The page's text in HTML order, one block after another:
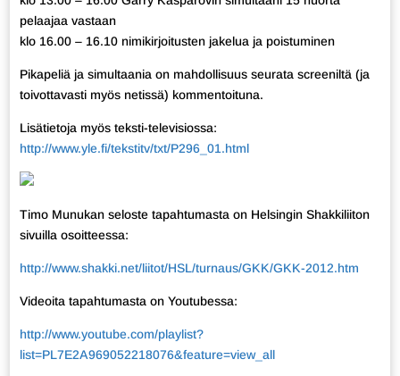
pelaajaa vastaan
klo 16.00 – 16.10 nimikirjoitusten jakelua ja poistuminen
Pikapeliä ja simultaania on mahdollisuus seurata screeniltä (ja
toivottavasti myös netissä) kommentoituna.
Lisätietoja myös teksti-televisiossa:
http://www.yle.fi/tekstitv/txt/P296_01.html
Timo Munukan seloste tapahtumasta on Helsingin Shakkiliiton
sivuilla osoitteessa:
http://www.shakki.net/liitot/HSL/turnaus/GKK/GKK-2012.htm
Videoita tapahtumasta on Youtubessa:
http://www.youtube.com/playlist?
list=PL7E2A969052218076&feature=view_all